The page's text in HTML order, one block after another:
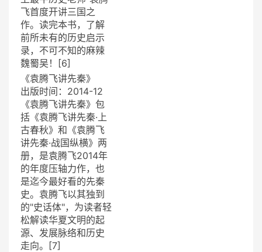
飞首度开讲三国之
作。读完本书，了解
前所未有的历史启示
录，不可不知的麻辣
魏蜀吴！[6]
《袁腾飞讲先秦》
出版时间：2014-12
《袁腾飞讲先秦》包
括《袁腾飞讲先秦·上
古春秋》和《袁腾飞
讲先秦·战国纵横》两
册，是袁腾飞2014年
的年度压轴力作，也
是迄今最好看的先秦
史。袁腾飞以其独到
的"史话体"，为读者轻
松解读华夏文明的起
源、发展脉络和历史
走向。[7]